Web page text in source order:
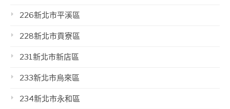
226新北市平溪區
228新北市貢寮區
231新北市新店區
233新北市烏來區
234新北市永和區